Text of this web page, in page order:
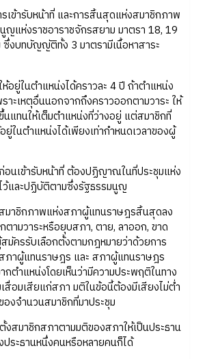
เข้ารับหน้าที่ และการสิ้นสุดแห่งสมาชิกภาพ
แห่งราชอาราชจักรสยาม มาตรา 18, 19
ซึ่งบทบัญญัติทั้ง 3 มาตรามีเนื้อหาสาระ
อยู่ในตำแหน่งได้คราวละ 4 ปี ถ้าตำแหน่ง
าะเหตุอื่นนอกจากถึงคราวออกตามวาระ ให้
นแทนให้เต็มตำแหน่งที่ว่างอยู่ แต่สมาชิกที่
ยู่ในตำแหน่งได้เพียงเท่ากำหนดเวลาของผู้
อนเข้ารับหน้าที่ ต้องปฏิญาณในที่ประชุมแห่ง
ว้และปฏิบัติตามซึ่งรัฐธรรมนูญ
มาชิกภาพแห่งสภาผู้แทนราษฎรสิ้นสุดลง
ตามวาระหรือยุบสภา, ตาย, ลาออก, ขาด
ครรับเลือกตั้งตามกฎหมายว่าด้วยการ
ภาผู้แทนราษฎร และ สภาผู้แทนราษฎร
ตำแหน่งโดยเห็นว่ามีความประพฤติในทาง
สื่อมเสียแก่สภา มติในข้อนี้ต้องมีเสียงไม่ต่ำ
งจำนวนสมาชิกที่มาประชุม
งสมาชิกสภาตามมติของสภาให้เป็นประธาน
ระธานหนึ่งคนหรือหลายคนก็ได้